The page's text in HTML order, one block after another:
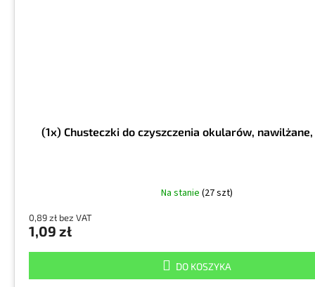
(1x) Chusteczki do czyszczenia okularów, nawilżane,
Na stanie (27 szt)
0,89 zł bez VAT
1,09 zł
DO KOSZYKA